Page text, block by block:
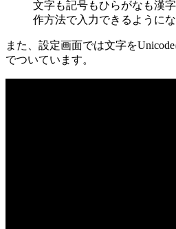
文字も記号もひらがなも漢
作方法で入力できるようにな
また、設定画面では文字を
でついています。